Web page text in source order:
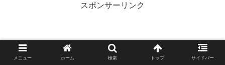
スポンサーリンク
メニュー ホーム 検索 トップ サイドバー